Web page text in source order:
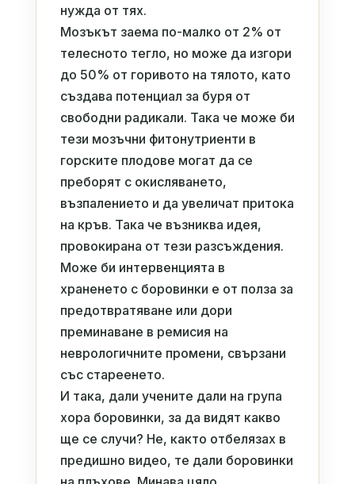
нужда от тях.
Мозъкът заема по-малко от 2% от
телесното тегло, но може да изгори
до 50% от горивото на тялото, като
създава потенциал за буря от
свободни радикали. Така че може би
тези мозъчни фитонутриенти в
горските плодове могат да се
преборят с окисляването,
възпалението и да увеличат притока
на кръв. Така че възниква идея,
провокирана от тези разсъждения.
Може би интервенцията в
храненето с боровинки е от полза за
предотвратяване или дори
преминаване в ремисия на
неврологичните промени, свързани
със стареенето.
И така, дали учените дали на група
хора боровинки, за да видят какво
ще се случи? Не, както отбелязах в
предишно видео, те дали боровинки